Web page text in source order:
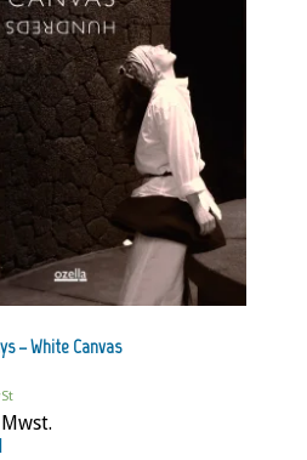
– White Canvas